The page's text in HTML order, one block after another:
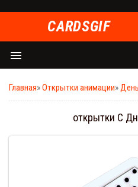
СARDSGIF
menu
Главная»Открытки анимации»
открытки С